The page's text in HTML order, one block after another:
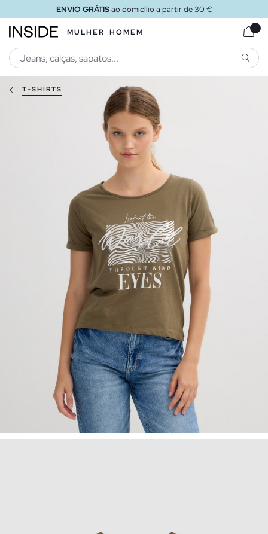
ENVIO GRÁTISao domicílio a partir de 30 €
MULHER HOMEM
T-SHIRTS